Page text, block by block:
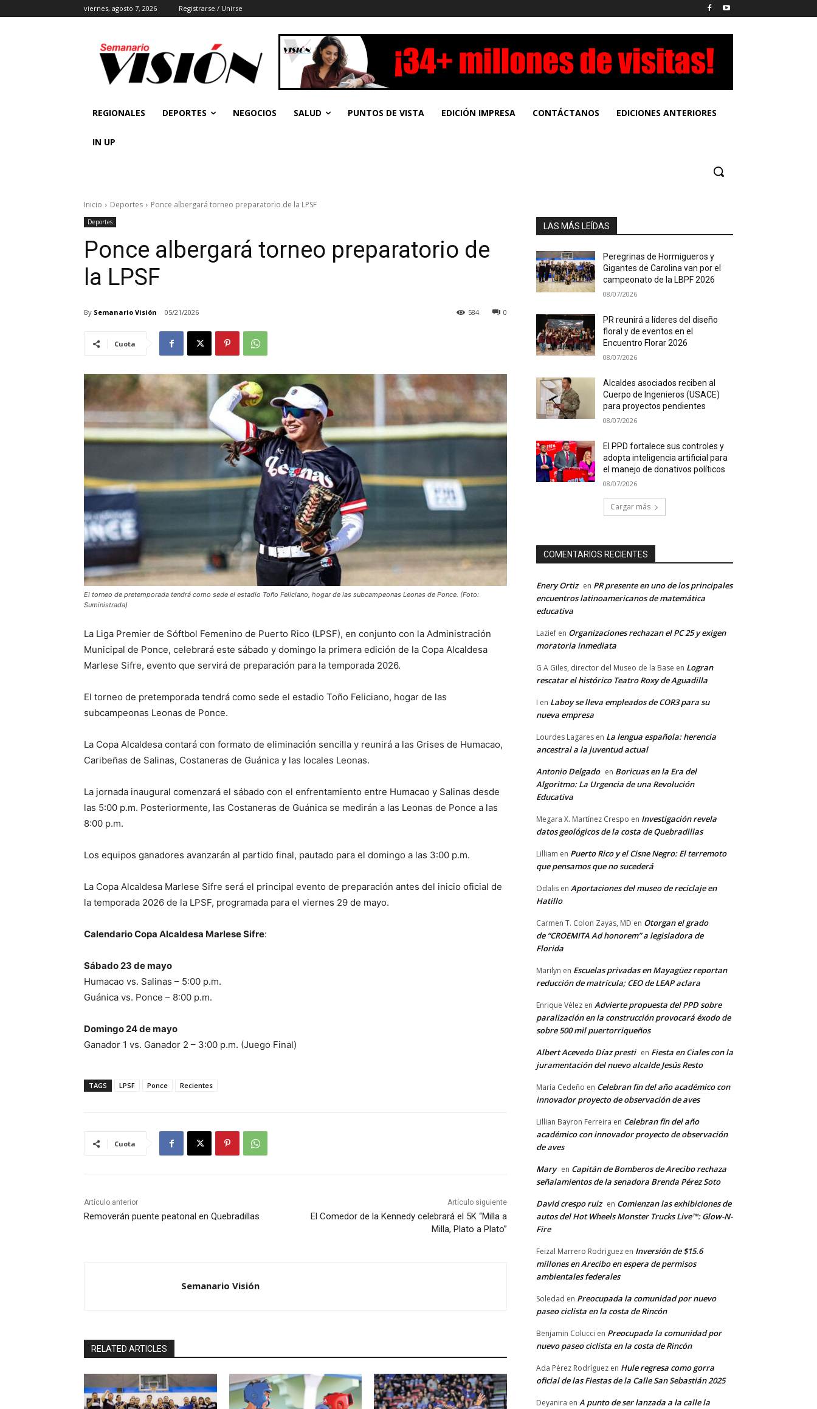
viernes, agosto 7, 2026 Registrarse / Unirse
REGIONALES DEPORTES NEGOCIOS SALUD PUNTOS DE VISTA EDICIÓN IMPRESA CONTÁCTANOS EDICIONES ANTERIORES
IN UP
Inicio Deportes Ponce albergará torneo preparatorio de la LPSF
Deportes
Ponce albergará torneo preparatorio de
la LPSF
By Semanario Visión 05/21/2026 0
584
Cuota
El torneo de pretemporada tendrá como sede el estadio Toño Feliciano, hogar de las subcampeonas Leonas de Ponce. (Foto:
Suministrada)
La Liga Premier de Sóftbol Femenino de Puerto Rico (LPSF), en conjunto con la Administración
Municipal de Ponce, celebrará este sábado y domingo la primera edición de la Copa Alcaldesa
Marlese Sifre, evento que servirá de preparación para la temporada 2026.
El torneo de pretemporada tendrá como sede el estadio Toño Feliciano, hogar de las
subcampeonas Leonas de Ponce.
La Copa Alcaldesa contará con formato de eliminación sencilla y reunirá a las Grises de Humacao,
Caribeñas de Salinas, Costaneras de Guánica y las locales Leonas.
La jornada inaugural comenzará el sábado con el enfrentamiento entre Humacao y Salinas desde
las 5:00 p.m. Posteriormente, las Costaneras de Guánica se medirán a las Leonas de Ponce a las
8:00 p.m.
Los equipos ganadores avanzarán al partido final, pautado para el domingo a las 3:00 p.m.
La Copa Alcaldesa Marlese Sifre será el principal evento de preparación antes del inicio oficial de
la temporada 2026 de la LPSF, programada para el viernes 29 de mayo.
Calendario Copa Alcaldesa Marlese Sifre:
Sábado 23 de mayo
Humacao vs. Salinas – 5:00 p.m.
Guánica vs. Ponce – 8:00 p.m.
Domingo 24 de mayo
Ganador 1 vs. Ganador 2 – 3:00 p.m. (Juego Final)
TAGS LPSF Ponce Recientes
Cuota
Artículo anterior
Removerán puente peatonal en Quebradillas
Artículo siguiente
El Comedor de la Kennedy celebrará el 5K “Milla a
Milla, Plato a Plato”
Semanario Visión
RELATED ARTICLES
LAS MÁS LEÍDAS
Peregrinas de Hormigueros y
Gigantes de Carolina van por el
campeonato de la LBPF 2026
08/07/2026
PR reunirá a líderes del diseño
floral y de eventos en el
Encuentro Florar 2026
08/07/2026
Alcaldes asociados reciben al
Cuerpo de Ingenieros (USACE)
para proyectos pendientes
08/07/2026
El PPD fortalece sus controles y
adopta inteligencia artificial para
el manejo de donativos políticos
08/07/2026
Cargar más
COMENTARIOS RECIENTES
Enery Ortiz en PR presente en uno de los principales
encuentros latinoamericanos de matemática
educativa
Lazief en Organizaciones rechazan el PC 25 y exigen
moratoria inmediata
G A Giles, director del Museo de la Base en Logran
rescatar el histórico Teatro Roxy de Aguadilla
I en Laboy se lleva empleados de COR3 para su
nueva empresa
Lourdes Lagares en La lengua española: herencia
ancestral a la juventud actual
Antonio Delgado en Boricuas en la Era del
Algoritmo: La Urgencia de una Revolución
Educativa
Megara X. Martínez Crespo en Investigación revela
datos geológicos de la costa de Quebradillas
Lilliam en Puerto Rico y el Cisne Negro: El terremoto
que pensamos que no sucederá
Odalis en Aportaciones del museo de reciclaje en
Hatillo
Carmen T. Colon Zayas, MD en Otorgan el grado
de “CROEMITA Ad honorem” a legisladora de
Florida
Marilyn en Escuelas privadas en Mayagüez reportan
reducción de matrícula; CEO de LEAP aclara
Enrique Vélez en Advierte propuesta del PPD sobre
paralización en la construcción provocará éxodo de
sobre 500 mil puertorriqueños
Albert Acevedo Díaz presti en Fiesta en Ciales con la
juramentación del nuevo alcalde Jesús Resto
María Cedeño en Celebran fin del año académico con
innovador proyecto de observación de aves
Lillian Bayron Ferreira en Celebran fin del año
académico con innovador proyecto de observación
de aves
Mary en Capitán de Bomberos de Arecibo rechaza
señalamientos de la senadora Brenda Pérez Soto
David crespo ruiz en Comienzan las exhibiciones de
autos del Hot Wheels Monster Trucks Live™: Glow-N-
Fire
Feizal Marrero Rodriguez en Inversión de $15.6
millones en Arecibo en espera de permisos
ambientales federales
Soledad en Preocupada la comunidad por nuevo
paseo ciclista en la costa de Rincón
Benjamin Colucci en Preocupada la comunidad por
nuevo paseo ciclista en la costa de Rincón
Ada Pérez Rodríguez en Hule regresa como gorra
oficial de las Fiestas de la Calle San Sebastián 2025
Deyanira en A punto de ser lanzada a la calle la